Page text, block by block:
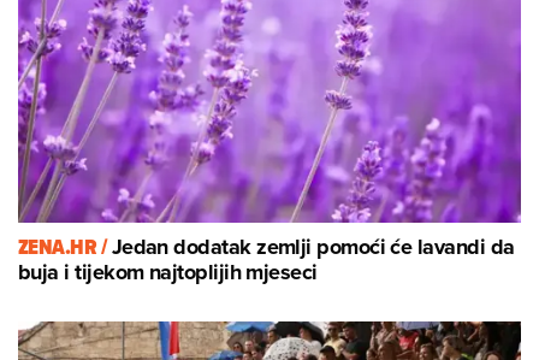
ZENA.HR /Jedan dodatak zemlji pomoći će lavandi da
buja i tijekom najtoplijih mjeseci